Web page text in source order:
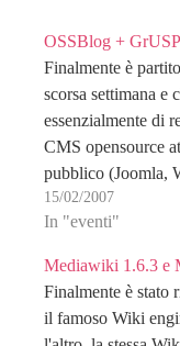
OSSBlog +
Finalmente è
scorsa settimana e
essenzialmente di
CMS opensource
pubblico (Joomla,
come opensource.
15/02/2007
In "eventi"
Mediawiki 1.6.3 e
Finalmente è stato
il famoso Wiki